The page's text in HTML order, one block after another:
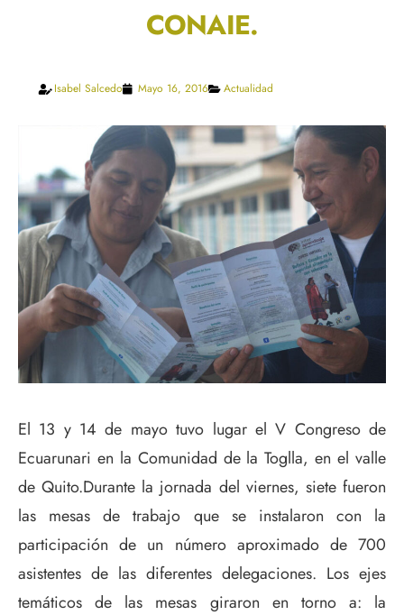
CONAIE.
Isabel Salcedo Mayo 16, 2016 Actualidad
El 13 y 14 de mayo tuvo lugar el V Congreso de
Ecuarunari en la Comunidad de la Toglla, en el valle
de Quito.Durante la jornada del viernes, siete fueron
las mesas de trabajo que se instalaron con la
participación de un número aproximado de 700
asistentes de las diferentes delegaciones. Los ejes
temáticos de las mesas giraron en torno a: la